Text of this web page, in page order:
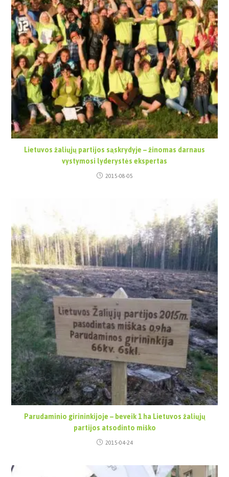
Lietuvos žaliųjų partijos sąskrydyje – žinomas darnaus
vystymosi lyderystės ekspertas
2015-08-05
Parudaminio girininkijoje – beveik 1 ha Lietuvos žaliųjų
partijos atsodinto miško
2015-04-24